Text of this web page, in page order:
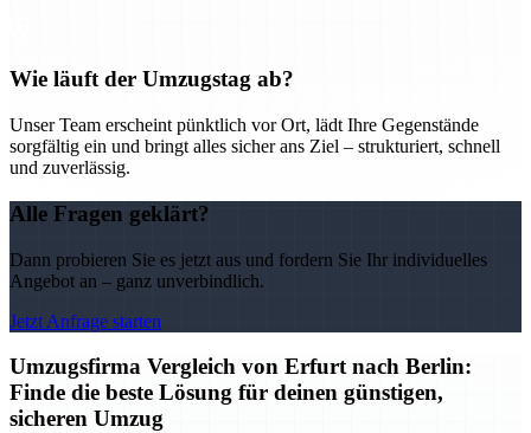
Wie läuft der Umzugstag ab?
Unser Team erscheint pünktlich vor Ort, lädt Ihre Gegenstände
sorgfältig ein und bringt alles sicher ans Ziel – strukturiert, schnell
und zuverlässig.
Alle Fragen geklärt?
Dann probieren Sie es jetzt aus und fordern Sie Ihr individuelles
Angebot an – ganz unverbindlich.
Jetzt Anfrage starten
Umzugsfirma Vergleich von Erfurt nach Berlin:
Finde die beste Lösung für deinen günstigen,
sicheren Umzug